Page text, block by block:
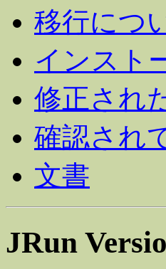
移行につ
インスト
修正され
確認され
文書
JRun